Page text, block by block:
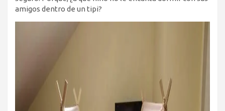
amigos dentro de un tipi?